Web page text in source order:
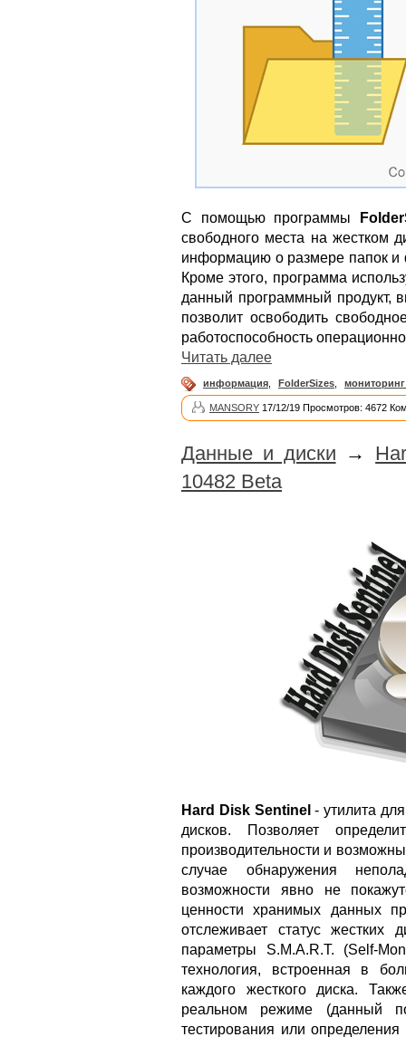
С помощью программы
свободного места на жестком
информацию о размере папок и
Кроме этого, программа
данный программный продукт,
позволит освободить
работоспособность
Читать далее
информация FolderSizes
MANSORY 17/12/19 Просмотров: 4672
Данные и диски →
10482 Beta
Hard Disk Sentinel - утилита
дисков. Позволяет
производительности и
случае обнаружения
возможности явно не
ценности хранимых данных
отслеживает статус жестких
параметры S.M.A.R.T. (Self-
технология, встроенная в
каждого жесткого диска.
реальном режиме (данный
тестирования или